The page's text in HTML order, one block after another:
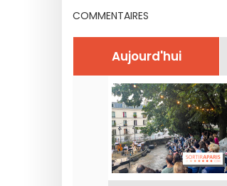
COMMENTAIRES
Aujourd'hui